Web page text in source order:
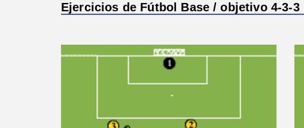
Ejercicios de Fútbol Base / objetivo 4-3-3